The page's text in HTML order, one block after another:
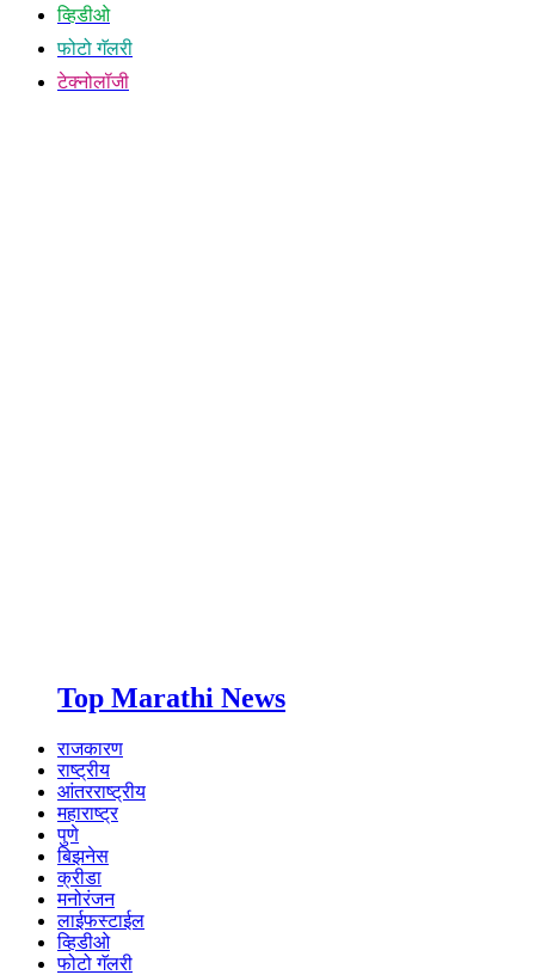
व्हिडीओ
फोटो गॅलरी
टेक्नोलॉजी
Top Marathi News
राजकारण
राष्ट्रीय
आंतरराष्ट्रीय
महाराष्ट्र
पुणे
बिझनेस
क्रीडा
मनोरंजन
लाईफस्टाईल
व्हिडीओ
फोटो गॅलरी